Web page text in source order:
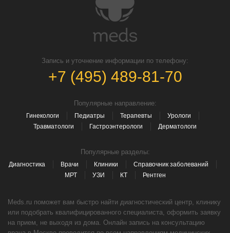
Запись и уточнение информации по телефону:
+7 (495) 489-81-70
Популярные направление:
Гинекологи Педиатры Терапевты
Урологи
Травматологи
Гастроэнтерологи Дерматологи
Популярные разделы:
Диагностика Врачи Клиники
Справочник заболеваний
МРТ
УЗИ КТ Рентген
Meds.ru поможет вам быстро найти диагностический центр, клинику
или подобрать квалифицированного специалиста, оформить заявку
на прием, не выходя из дома. Онлайн запись на консультацию